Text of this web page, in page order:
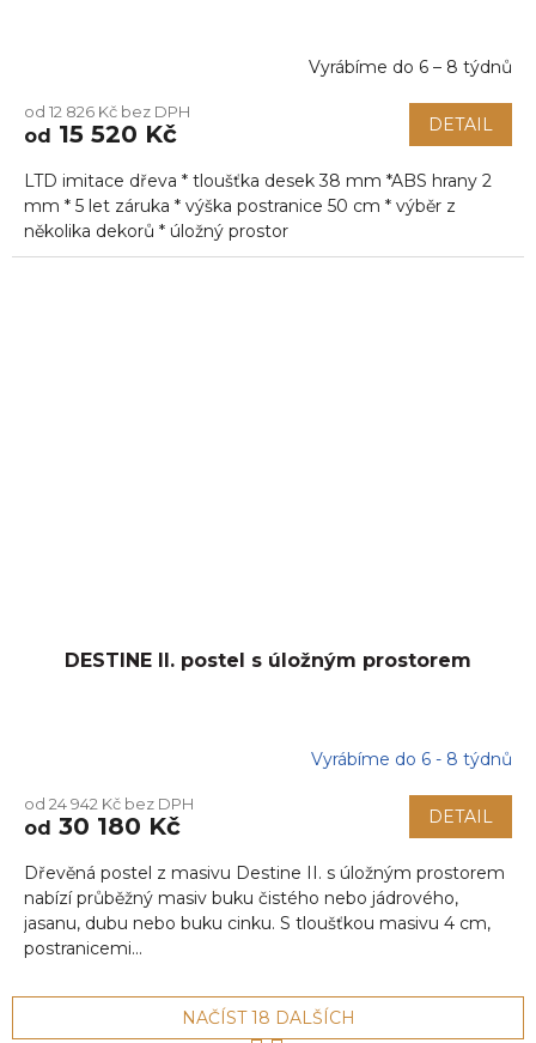
Vyrábíme do 6 – 8 týdnů
od 12 826 Kč bez DPH
od 15 520 Kč DETAIL
LTD imitace dřeva * tloušťka desek 38 mm *ABS hrany 2
mm * 5 let záruka * výška postranice 50 cm * výběr z
několika dekorů * úložný prostor
DESTINE II. postel s úložným prostorem
Vyrábíme do 6 - 8 týdnů
od 24 942 Kč bez DPH
od 30 180 Kč DETAIL
Dřevěná postel z masivu Destine II. s úložným prostorem
nabízí průběžný masiv buku čistého nebo jádrového,
jasanu, dubu nebo buku cinku. S tloušťkou masivu 4 cm,
postranicemi...
NAČÍST 18 DALŠÍCH